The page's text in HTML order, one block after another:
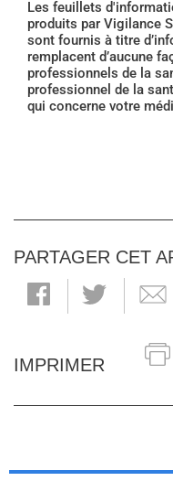
Les feuillets
produits par Vigilance
sont fournis à titre
remplacent d’aucune
professionnels de la
professionnel de la
qui concerne votre
PARTAGER CET
IMPRIMER